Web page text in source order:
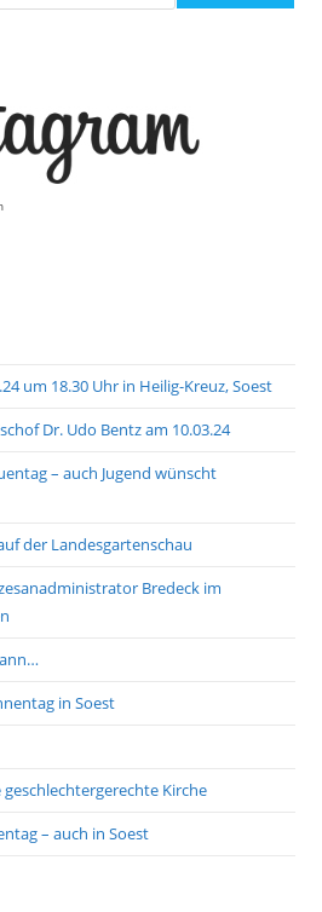
um 18.30 Uhr in Heilig-Kreuz, Soest
Dr. Udo Bentz am 10.03.24
– auch Jugend wünscht
der Landesgartenschau
Bredeck im
in Soest
Kirche
– auch in Soest